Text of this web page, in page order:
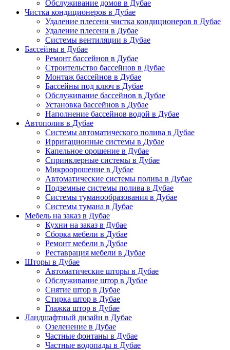
Обслуживание домов в Дубае
Чистка кондиционеров в Дубае
Удаление плесени чистка кондиционеров в Дубае
Удаление плесени в Дубае
Системы вентиляции в Дубае
Бассейны в Дубае
Ремонт бассейнов в Дубае
Строительство бассейнов в Дубае
Монтаж бассейнов в Дубае
Бассейны под ключ в Дубае
Обслуживание бассейнов в Дубае
Установка бассейнов в Дубае
Наполнение бассейнов водой в Дубае
Автополив в Дубае
Системы автоматического полива в Дубае
Ирригационные системы в Дубае
Капельное орошение в Дубае
Спринклерные системы в Дубае
Микроорошение в Дубае
Автоматические системы полива в Дубае
Подземные системы полива в Дубае
Системы туманообразования в Дубае
Системы тумана в Дубае
Мебель на заказ в Дубае
Кухни на заказ в Дубае
Сборка мебели в Дубае
Ремонт мебели в Дубае
Реставрация мебели в Дубае
Шторы в Дубае
Автоматические шторы в Дубае
Обслуживание штор в Дубае
Снятие штор в Дубае
Стирка штор в Дубае
Глажка штор в Дубае
Ландшафтный дизайн в Дубае
Озеленение в Дубае
Частные фонтаны в Дубае
Частные водопады в Дубае